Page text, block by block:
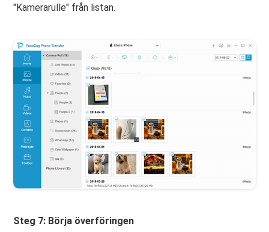
"Kamerarulle" från listan.
Steg 7: Börja överföringen